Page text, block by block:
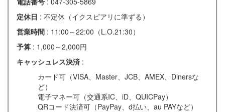
定休日 : 不定休（イクスピアリに準ずる）
営業時間 : 11:00～22:00（L.O.21:30）
予算 : 1,000～2,000円
キャッシュレス決済 :
カード可（VISA、Master、JCB、AMEX、Dinersな
ど）
電子マネー可（交通系IC、iD、QUICPay）
QRコード決済可（PayPay、d払い、au PAYなど）